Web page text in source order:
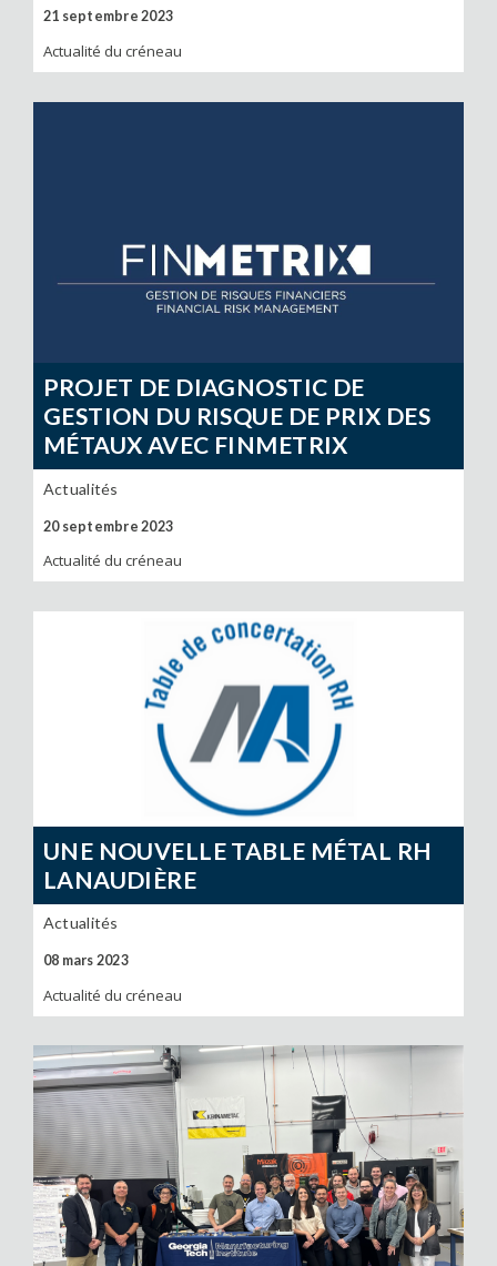
21 septembre 2023
Actualité du créneau
PROJET DE DIAGNOSTIC DE
GESTION DU RISQUE DE PRIX DES
MÉTAUX AVEC FINMETRIX
Actualités
20 septembre 2023
Actualité du créneau
UNE NOUVELLE TABLE MÉTAL RH
LANAUDIÈRE
Actualités
08 mars 2023
Actualité du créneau